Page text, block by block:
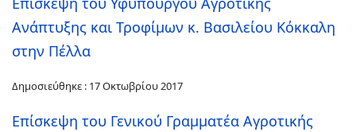
Ανάπτυξης και Τροφίμων κ. Βασιλείου Κόκκαλη
στην Πέλλα
Δημοσιεύθηκε : 17 Οκτωβρίου 2017
Επίσκεψη του Γενικού Γραμματέα Αγροτικής